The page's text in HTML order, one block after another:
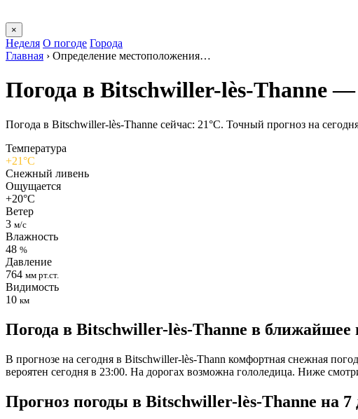
×
Неделя О погоде Города
Главная › Определение местоположения…
Погода в Bitschwiller-lès-Thannе —
Погода в Bitschwiller-lès-Thannе сейчас: 21°C. Точный прогноз на
Температура
+21°C
Снежный ливень
Ощущается
+20°C
Ветер
3 м/с
Влажность
48 %
Давление
764 мм рт.ст.
Видимость
10 км
Погода в Bitschwiller-lès-Thannе в ближайшее
В прогнозе на сегодня в Bitschwiller-lès-Thann комфортная снежная
вероятен сегодня в 23:00. На дорогах возможна гололедица. Ниже
Прогноз погоды в Bitschwiller-lès-Thannе на 7